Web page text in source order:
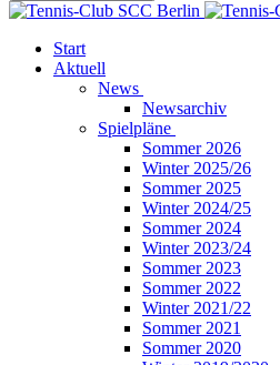
Start
Aktuell
News
Newsarchiv
Spielpläne
Sommer 2026
Winter 2025/26
Sommer 2025
Winter 2024/25
Sommer 2024
Winter 2023/24
Sommer 2023
Sommer 2022
Winter 2021/22
Sommer 2021
Sommer 2020